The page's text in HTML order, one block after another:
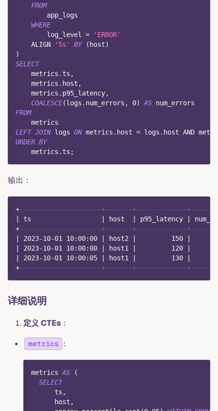
FROM
        app_logs
WHERE
        log_level
=
'ERROR'
    ALIGN
'5s' BY ( host)
)
SELECT
    metrics
. ts ,
    metrics
. host ,
    metrics
. p95_latency,
COALESCE(logs . num_errors , 0) AS num_errors
FROM
    metrics
LEFT JOIN logs ON metrics . host = logs . host AND
ORDER BY
    metrics
. ts ;
输出：
+---------------------+-------+-------------
ts host p95_latency
+---------------------+-------+-------------
2023-10-01 10: 00: 00 host2 150
2023-10-01 10: 00: 00 host1 120
2023-10-01 10: 00: 05 host1 130
+---------------------+-------+-------------
详细说明
定义 CTEs ：
metrics :
metrics AS
(
SELECT
      ts
,
      host
,